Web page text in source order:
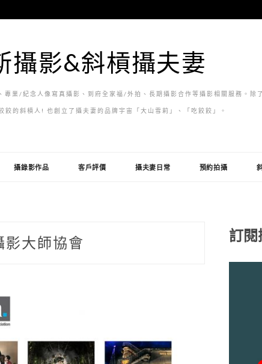
攝影&斜槓攝夫妻
業/紀念人像寫真攝影、到府全家福/外拍、長期攝影合作等攝影相關服務。除
餃的斜槓人! 也創立了攝夫妻的品牌宇宙「大山雪莉」、「吃餃餃」。
攝錄影作品 客戶評價 攝夫妻日常 預約拍攝
大師協會 訂